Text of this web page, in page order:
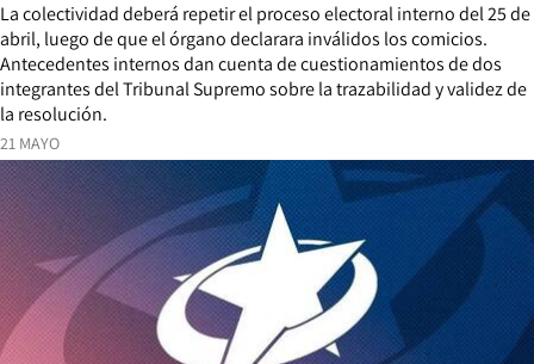
21 MAYO
La colectividad deberá repetir el proceso electoral interno del 25 de
abril, luego de que el órgano declarara inválidos los comicios.
Antecedentes internos dan cuenta de cuestionamientos de dos
integrantes del Tribunal Supremo sobre la trazabilidad y validez de
la resolución.